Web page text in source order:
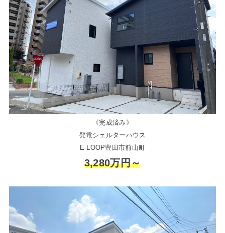
《完成済み》
発電シェルターハウス
E-LOOP豊田市前山町
3,280万円～